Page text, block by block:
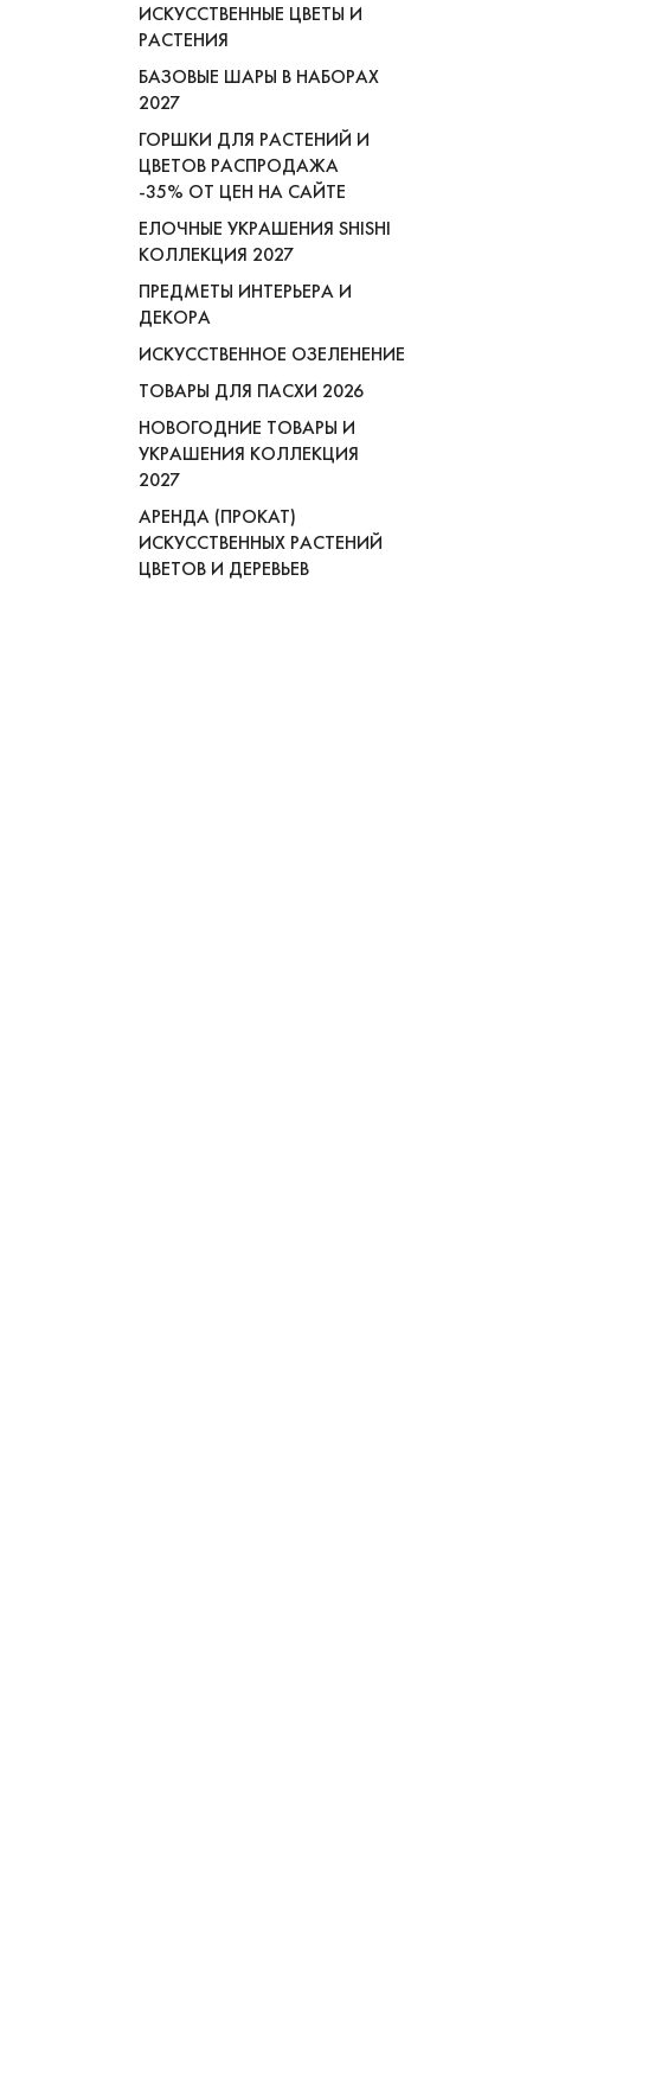
ИСКУССТВЕННЫЕ ЦВЕТЫ И
РАСТЕНИЯ
БАЗОВЫЕ ШАРЫ В НАБОРАХ
2027
ГОРШКИ ДЛЯ РАСТЕНИЙ И
ЦВЕТОВ РАСПРОДАЖА
-35% ОТ ЦЕН НА САЙТЕ
ЕЛОЧНЫЕ УКРАШЕНИЯ SHISHI
КОЛЛЕКЦИЯ 2027
ПРЕДМЕТЫ ИНТЕРЬЕРА И
ДЕКОРА
ИСКУССТВЕННОЕ ОЗЕЛЕНЕНИЕ
ТОВАРЫ ДЛЯ ПАСХИ 2026
НОВОГОДНИЕ ТОВАРЫ И
УКРАШЕНИЯ КОЛЛЕКЦИЯ
2027
АРЕНДА (ПРОКАТ)
ИСКУССТВЕННЫХ РАСТЕНИЙ
ЦВЕТОВ И ДЕРЕВЬЕВ